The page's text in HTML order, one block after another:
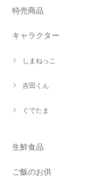
特売商品
キャラクター
しまねっこ
吉田くん
ぐでたま
生鮮食品
ご飯のお供